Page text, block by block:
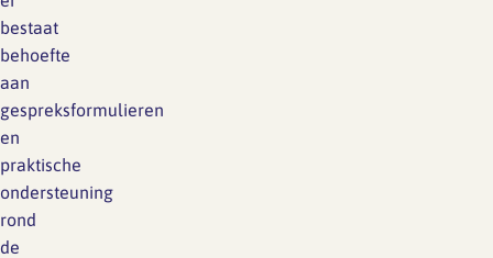
bestaat
behoefte
aan
gespreksformulieren
en
praktische
ondersteuning
rond
de